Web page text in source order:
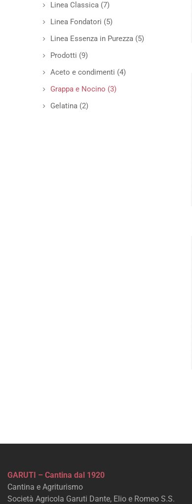
Linea Classica (7)
Linea Fondatori (5)
Linea Essenza in Purezza (5)
Prodotti (9)
Aceto e condimenti (4)
Grappa e Nocino (3)
Gelatina (2)
GARUTI – Cantina dal 1920
Cantina e Agriturismo
Società Agricola Garuti Dante, Elio e Romeo S.S.